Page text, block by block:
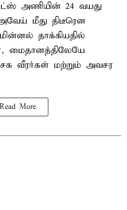
அணியின் 24 வயது
மீது திடீரென
தாக்கியதில்
மைதானத்திலேயே
சக வீரர்கள் மற்றும் அவசர
Read More